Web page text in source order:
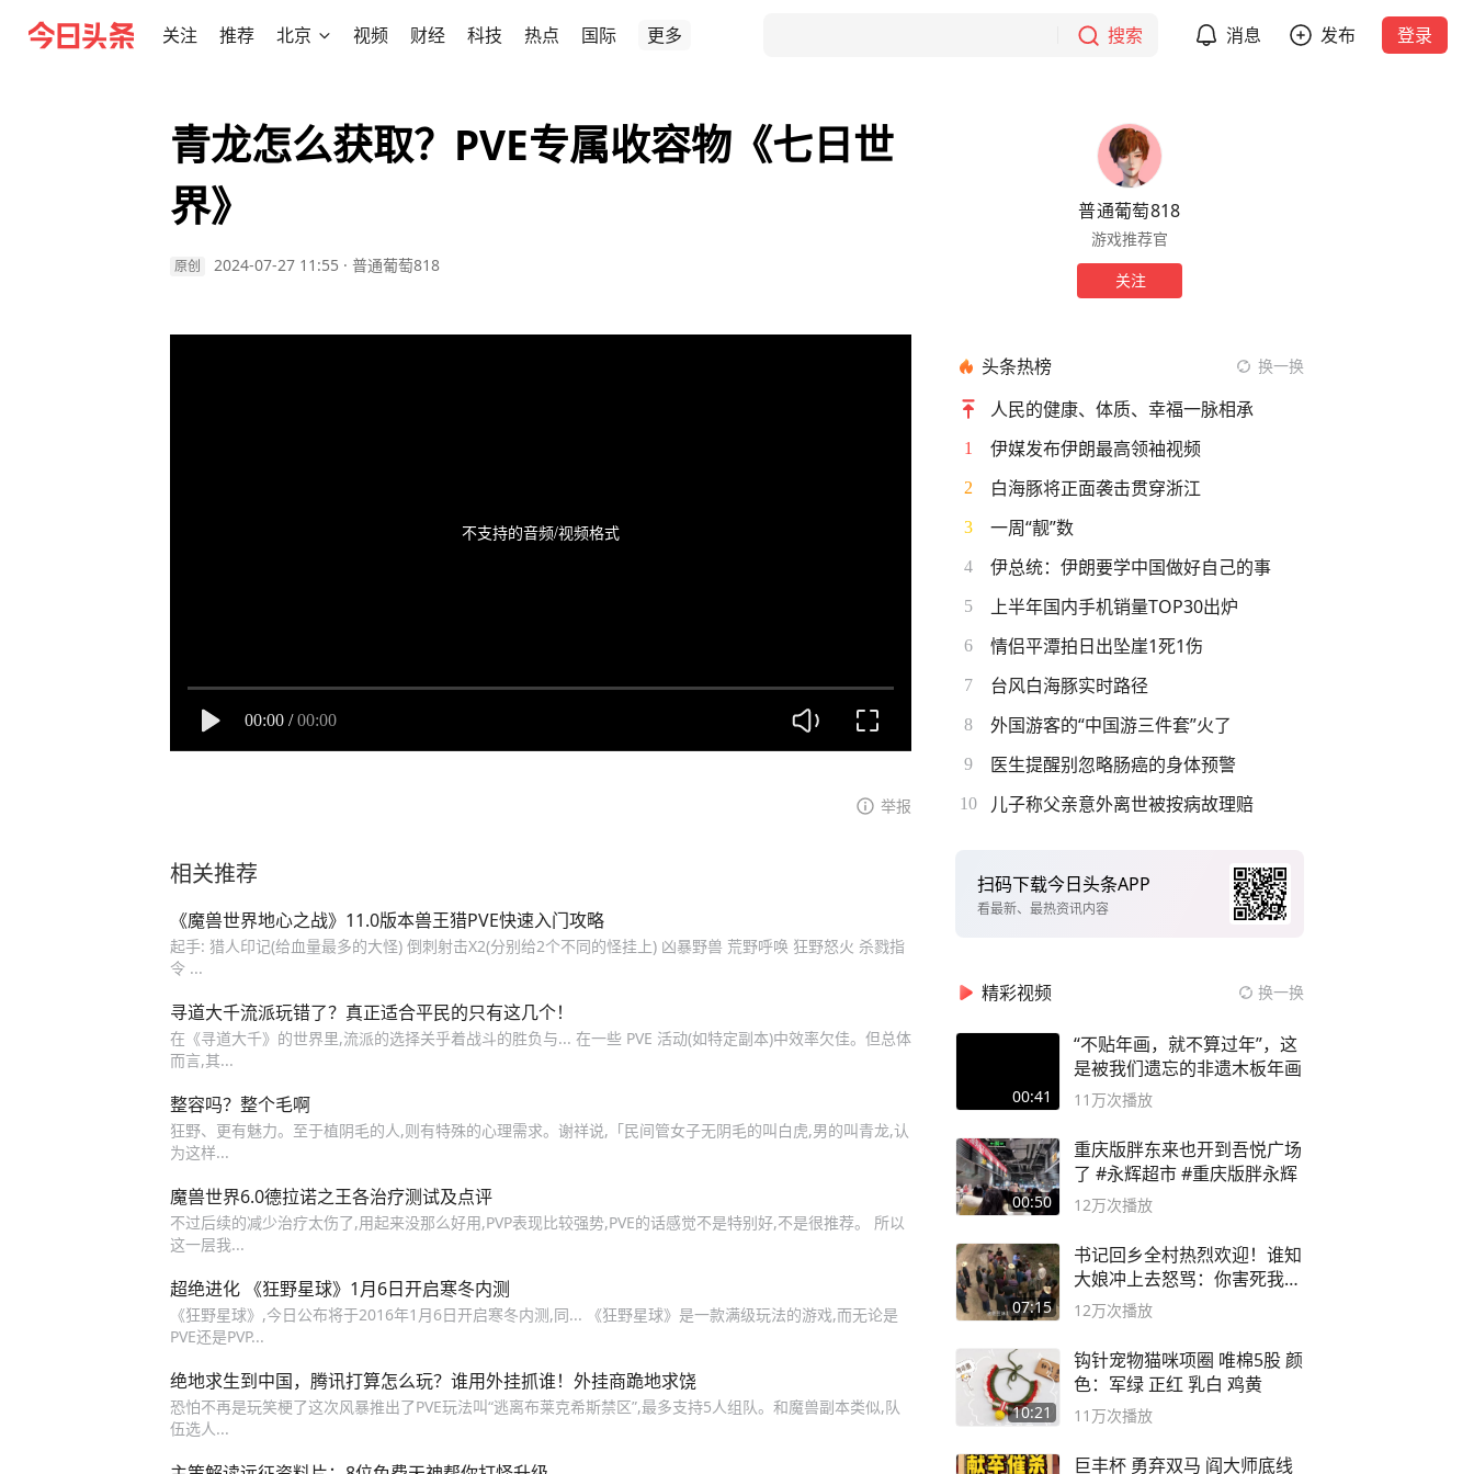
关注 推荐 北京 视频 财经 科技 热点 国际 更多 搜索 消息 发布 登录
青龙怎么获取？PVE专属收容物《七日世
界》
原创 2024-07-27 11:55 · 普通葡萄818
不支持的音频/视频格式
00:00 / 00:00
举报
相关推荐
《魔兽世界地心之战》11.0版本兽王猎PVE快速入门攻略
起手: 猎人印记(给血量最多的大怪) 倒刺射击X2(分别给2个不同的怪挂上) 凶暴野兽 荒野呼唤 狂野怒火 杀戮指
令 ...
寻道大千流派玩错了？真正适合平民的只有这几个！
在《寻道大千》的世界里,流派的选择关乎着战斗的胜负与... 在一些 PVE 活动(如特定副本)中效率欠佳。但总体
而言,其...
整容吗？整个毛啊
狂野、更有魅力。至于植阴毛的人,则有特殊的心理需求。谢祥说,「民间管女子无阴毛的叫白虎,男的叫青龙,认
为这样...
魔兽世界6.0德拉诺之王各治疗测试及点评
不过后续的减少治疗太伤了,用起来没那么好用,PVP表现比较强势,PVE的话感觉不是特别好,不是很推荐。 所以
这一层我...
超绝进化 《狂野星球》1月6日开启寒冬内测
《狂野星球》,今日公布将于2016年1月6日开启寒冬内测,同... 《狂野星球》是一款满级玩法的游戏,而无论是
PVE还是PVP...
绝地求生到中国，腾讯打算怎么玩？谁用外挂抓谁！外挂商跪地求饶
恐怕不再是玩笑梗了这次风暴推出了PVE玩法叫“逃离布莱克希斯禁区”,最多支持5人组队。和魔兽副本类似,队
伍选人...
普通葡萄818
游戏推荐官
关注
头条热榜 换一换
人民的健康、体质、幸福一脉相承
1 伊媒发布伊朗最高领袖视频
2 白海豚将正面袭击贯穿浙江
3 一周“靓”数
4 伊总统：伊朗要学中国做好自己的事
5 上半年国内手机销量TOP30出炉
6 情侣平潭拍日出坠崖1死1伤
7 台风白海豚实时路径
8 外国游客的“中国游三件套”火了
9 医生提醒别忽略肠癌的身体预警
10 儿子称父亲意外离世被按病故理赔
扫码下载今日头条APP
看最新、最热资讯内容
精彩视频 换一换
00:41
“不贴年画，就不算过年”，这
是被我们遗忘的非遗木板年画
11万次播放
00:50
重庆版胖东来也开到吾悦广场
了 #永辉超市 #重庆版胖永辉
12万次播放
07:15
书记回乡全村热烈欢迎！谁知
大娘冲上去怒骂：你害死我儿
子
12万次播放
10:21
钩针宠物猫咪项圈 唯棉5股 颜
色：军绿 正红 乳白 鸡黄
11万次播放
巨丰杯 勇弃双马 阎大师底线